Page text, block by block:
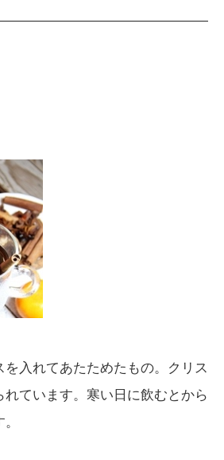
入れてあたためたもの。クリス
れています。寒い日に飲むとから